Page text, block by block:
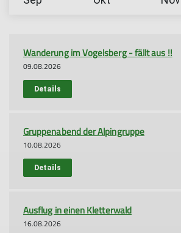
Wanderung im Vogelsberg - fällt aus !!
09.08.2026
Details
Gruppenabend der Alpingruppe
10.08.2026
Details
Ausflug in einen Kletterwald
16.08.2026